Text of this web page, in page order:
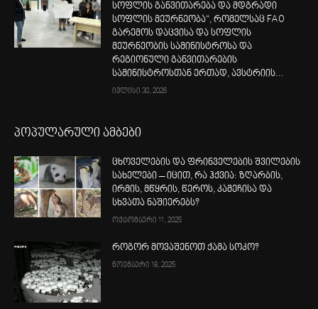
სოფლის განვითარება და მდგრადი
სოფლის მეურნეობა“, რომელსაც FAO
გარემოს დაცვისა და სოფლის
მეურნეობის სამინისტროსა და
რეგიონული განვითარების
სამინისტროსთან ერთად, ავსტრიის...
ივლისი 30, 2026
პოპულარული ამბები
ცხოველების და ფრინველების შვილების
სახელები – იცით, რა ჰქვია: ზღარბის,
ირმის, მწყრის, წეროს, კამეჩისა და
სხვათა ნაშიერებს?
ოქტომბერი 11, 2025
როგორ მოვაშენოთ ქამა სოკო?
ნოემბერი 18, 2025